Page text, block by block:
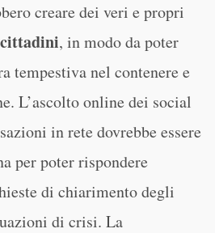
creare dei veri e propri
, in modo da poter
tempestiva nel contenere e
L’ascolto online dei social
in rete dovrebbe essere
per poter rispondere
di chiarimento degli
di crisi. La